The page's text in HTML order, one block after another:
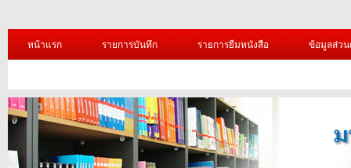
หน้าแรก รายการบันทึก รายการยืมหนังสือ ข้อมูลส่ว